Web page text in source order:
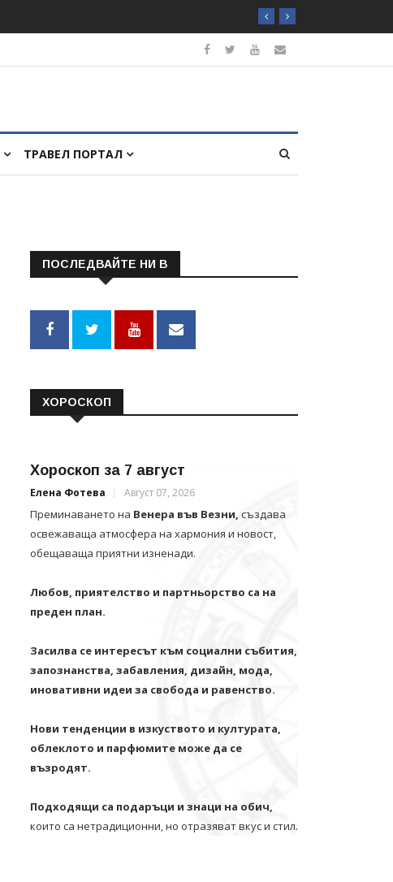
ТРАВЕЛ ПОРТАЛ
ПОСЛЕДВАЙТЕ НИ В
ХОРОСКОП
Хороскоп за 7 август
Елена Фотева Август 07, 2026
Преминаването на Венера във Везни, създава
освежаваща атмосфера на хармония и новост,
обещаваща приятни изненади.
Любов, приятелство и партньорство са на
преден план.
Засилва се интересът към социални събития,
запознанства, забавления, дизайн, мода,
иновативни идеи за свобода и равенство.
Нови тенденции в изкуството и културата,
облеклото и парфюмите може да се
възродят.
Подходящи са подаръци и знаци на обич,
които са нетрадиционни, но отразяват вкус и стил.